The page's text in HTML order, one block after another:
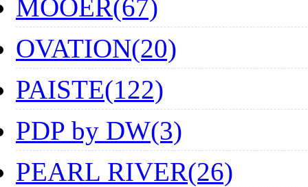
MOOER(67)
OVATION(20)
PAISTE(122)
PDP by DW(3)
PEARL RIVER(26)